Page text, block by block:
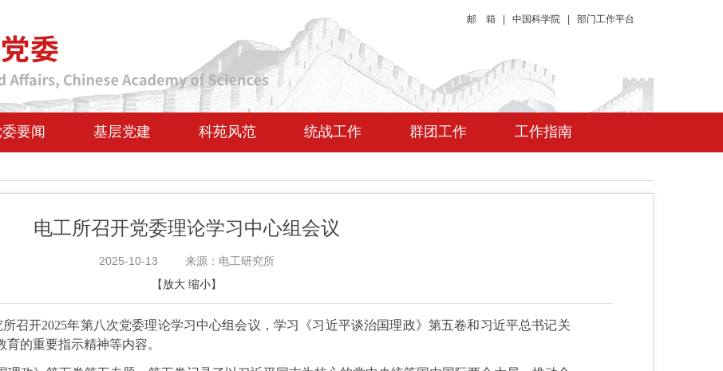
邮 箱 中国科学院 部门工作平台
要闻 基层党建 科苑风范 统战工作 群团工作 工作指南
电工所召开党委理论学习中心组会议
2025-10-13
来源：电工研究所
【放大 缩小】
召开2025年第八次党委理论学习中心组会议，学习《习近平谈治国理政》第五卷和习近平总书记关
的重要指示精神等内容。